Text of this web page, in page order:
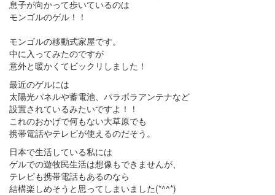
息子が向かって歩いているのは
モンゴルのゲル！！
モンゴルの移動式家屋です。
中に入ってみたのですが
意外と暖かくてビックリしました！
最近のゲルには
太陽光パネルや蓄電池、パラボラアンテナなど
設置されているみたいですよ！！
これのおかげで何もない大草原でも
携帯電話やテレビが使えるのだそう。
日本で生活している私には
ゲルでの遊牧民生活は想像もできませんが、
テレビも携帯電話もあるのなら
結構楽しめそうと思ってしまいました(*^^*)